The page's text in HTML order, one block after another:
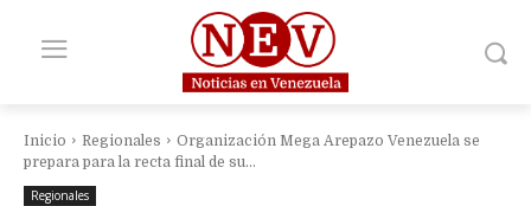
Inicio Regionales
Organización Mega Arepazo Venezuela se
prepara para la recta final de su...
Regionales